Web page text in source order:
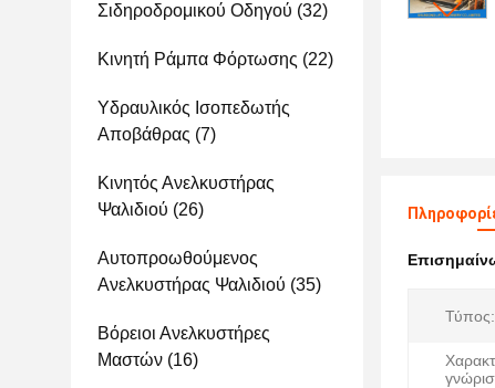
Σιδηροδρομικού Οδηγού (32)
Κινητή Ράμπα Φόρτωσης (22)
Υδραυλικός Ισοπεδωτής
Αποβάθρας (7)
Κινητός Ανελκυστήρας
Ψαλιδιού (26)
Αυτοπροωθούμενος
Ανελκυστήρας Ψαλιδιού (35)
Βόρειοι Ανελκυστήρες
Μαστών (16)
Τύπος: